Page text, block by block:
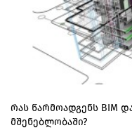
რას წარმოადგენს BIM
მშენებლობაში?